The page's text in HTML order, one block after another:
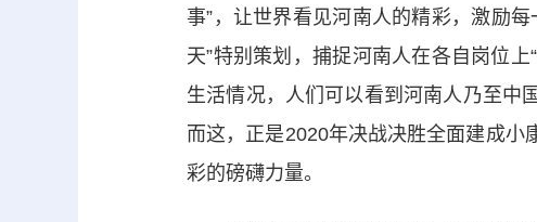
事”，让世界看见河南人的精彩，激励
天”特别策划，捕捉河南人在各自岗位
生活情况，人们可以看到河南人乃至中
而这，正是2020年决战决胜全面建成小
彩的磅礴力量。